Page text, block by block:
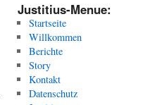
Justitius-Menue:
Startseite
Willkommen
Berichte
Story
Kontakt
Datenschutz